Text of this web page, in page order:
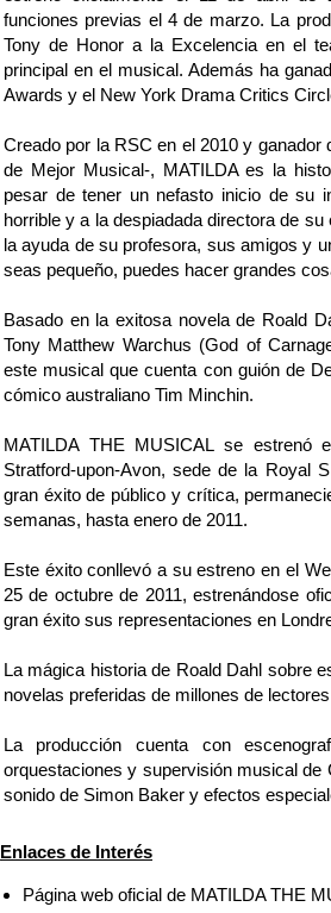
funciones previas el 4 de marzo. La
Tony de Honor a la Excelencia en el
principal en el musical. Además ha
Awards y el New York Drama Critics
Creado por la RSC en el 2010 y
de Mejor Musical-, MATILDA es la
pesar de tener un nefasto inicio de su
horrible y a la despiadada directora de
la ayuda de su profesora, sus amigos y
seas pequeño, puedes hacer grandes
Basado en la exitosa novela de Roald
Tony Matthew Warchus (God of
este musical que cuenta con guión de
cómico australiano Tim Minchin.
MATILDA THE MUSICAL se estrenó
Stratford-upon-Avon, sede de la Royal
gran éxito de público y crítica,
semanas, hasta enero de 2011.
Este éxito conllevó a su estreno en el
25 de octubre de 2011, estrenándose
gran éxito sus representaciones en
La mágica historia de Roald Dahl sobre
novelas preferidas de millones de
La producción cuenta con
orquestaciones y supervisión musical de
sonido de Simon Baker y efectos
Enlaces de Interés
Página web oficial de MATILDA THE